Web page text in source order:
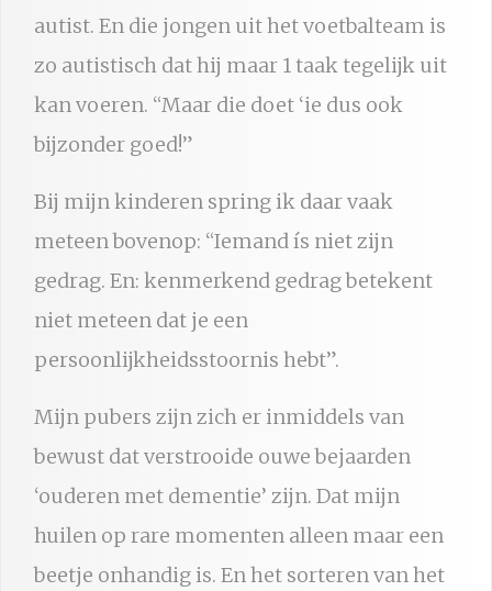
autist. En die jongen uit het voetbalteam is
zo autistisch dat hij maar 1 taak tegelijk uit
kan voeren. “Maar die doet ‘ie dus ook
bijzonder goed!”
Bij mijn kinderen spring ik daar vaak
meteen bovenop: “Iemand ís niet zijn
gedrag. En: kenmerkend gedrag betekent
niet meteen dat je een
persoonlijkheidsstoornis hebt”.
Mijn pubers zijn zich er inmiddels van
bewust dat verstrooide ouwe bejaarden
‘ouderen met dementie’ zijn. Dat mijn
huilen op rare momenten alleen maar een
beetje onhandig is. En het sorteren van het